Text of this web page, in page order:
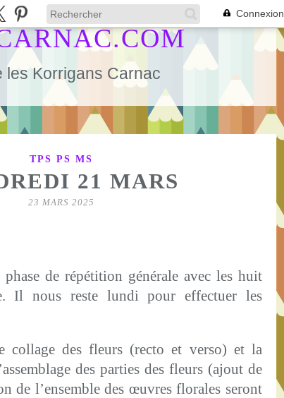
Connexion
les Korrigans Carnac
TPS PS MS
21 MARS
23 MARS 2025
de répétition générale avec les huit
Il nous reste lundi pour effectuer les
collage des fleurs (recto et verso) et la
des parties des fleurs (ajout de
de l’ensemble des œuvres florales seront